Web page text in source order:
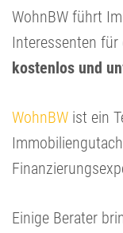
WohnBW führt
Interessenten
kostenlos und
WohnBW ist ein
Einige Berater